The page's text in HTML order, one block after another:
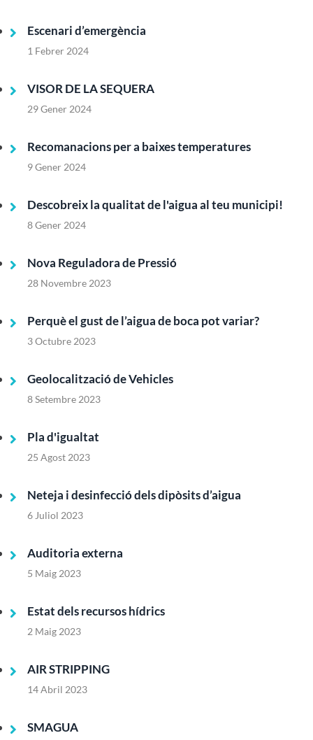
Escenari d’emergència
1 Febrer 2024
VISOR DE LA SEQUERA
29 Gener 2024
Recomanacions per a baixes temperatures
9 Gener 2024
Descobreix la qualitat de l'aigua al teu municipi!
8 Gener 2024
Nova Reguladora de Pressió
28 Novembre 2023
Perquè el gust de l’aigua de boca pot variar?
3 Octubre 2023
Geolocalització de Vehicles
8 Setembre 2023
Pla d'igualtat
25 Agost 2023
Neteja i desinfecció dels dipòsits d’aigua
6 Juliol 2023
Auditoria externa
5 Maig 2023
Estat dels recursos hídrics
2 Maig 2023
AIR STRIPPING
14 Abril 2023
SMAGUA